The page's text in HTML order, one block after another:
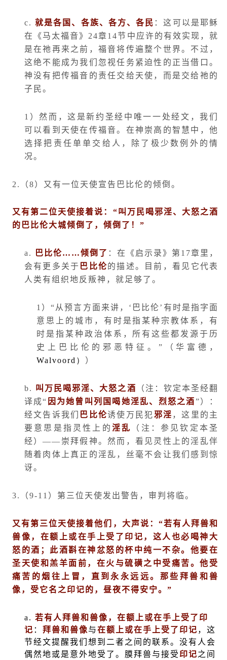
c. 就是各国、各族、各方、各民 ：这可以是耶稣
在《马太福音》 24章14节中应许的有效实现，就
是在祂再来之前，福音将传遍整个世界。不过，
这绝不能成为我们忽视任务紧迫性的正当借口。
神没有把传福音的责任交给天使，而是交给祂的
子民。
1 ）然而，这是新约圣经中唯一一处经文，我们
可以看到天使在传福音。在神崇高的智慧中，他
选择把责任单单交给人，除了极少数例外的情
况。
2. （8）又有一位天使宣告巴比伦的倾倒。
又有第二位天使接着说： “叫万民喝邪淫、大怒之酒
的巴比伦大城倾倒了，倾倒了！ ”
a. 巴比伦……倾倒了 ：在《启示录》第17章里，
会有更多关于 巴比伦的描述。目前，看见它代表
人类有组织地反叛神，就足够了。
1 ）“从预言方面来讲，‘巴比伦’有时是指字面
意思上的城市，有时是指某种宗教体系，有
时是指某种政治体系，所有这些都发源于历
史上巴比伦的邪恶特征。”（华富德，
Walvoord ） ）
b. 叫万民喝邪淫、大怒之酒 （注：钦定本圣经翻
译成“ 因为她曾叫列国喝她淫乱、烈怒之酒”）：
经文告诉我们
巴比伦诱使万民犯邪淫 ，这里的主
要意思是指灵性上的 淫乱
（注：参见钦定本圣
经）——崇拜假神。然而，看见灵性上的淫乱伴
随着肉体上真正的淫乱，丝毫不会让我们感到惊
讶。
3. （9-11 ）第三位天使发出警告，审判将临。
又有第三位天使接着他们，大声说： “若有人拜兽和
兽像，在额上或在手上受了印记，这人也必喝神大
怒的酒；此酒斟在神忿怒的杯中纯一不杂。他要在
圣天使和羔羊面前，在火与硫磺之中受痛苦。他受
痛苦的烟往上冒，直到永永远远。那些拜兽和兽
像，受它名之印记的，昼夜不得安宁。 ”
a. 若有人拜兽和兽像，在额上或在手上受了印
记 ： 拜兽和兽像与在额上或在手上受了印记 ， 这
节经文提醒我们想到二者之间的联系。没有人会
偶然地或是意外地受了。膜拜兽与接受 印记之间